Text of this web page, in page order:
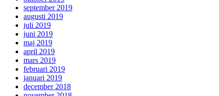
september 2019
augusti 2019
juli 2019
juni 2019
maj 2019
april 2019
mars 2019
februari 2019
januari 2019
december 2018